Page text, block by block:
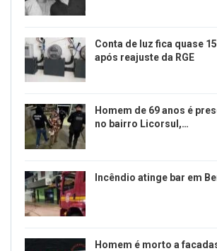
Conta de luz fica quase
após reajuste da RGE
Homem de 69 anos é
no bairro Licorsul,…
Incêndio atinge bar em
Homem é morto a